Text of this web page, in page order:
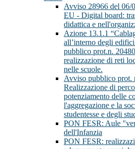
Avviso 28966 del
EU - Digital board:
didattica e
Azione 13.1.1
all’interno degli
pubblico prot.n.
realizzazione di reti
nelle scuole.
Avviso pubblico prot.
Realizzazione di
potenziamento delle
l'aggregazione e la
studentesse e degli
PON FESR: Aule
dell'Infanzia
PON FESR: